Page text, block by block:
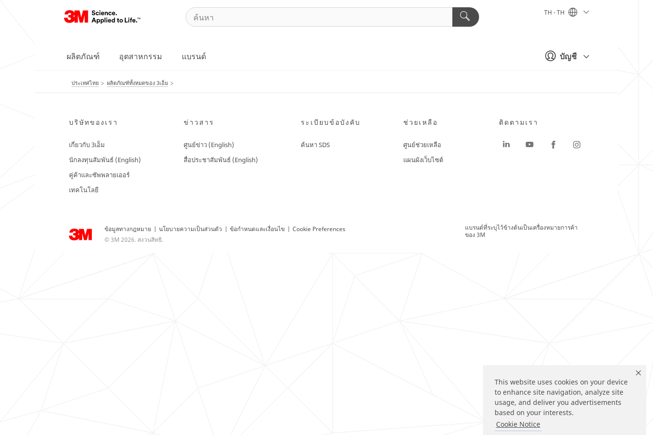
This website uses cookies on your device
to enhance site navigation, analyze site
usage, and deliver you advertisements
based on your interests.
Cookie Notice
บัญชี
TH - TH
ผลิตภัณฑ์ อุตสาหกรรม แบรนด์
ประเทศไทย ผลิตภัณฑ์ทั้งหมดของ 3เอ็ม
บริษัทของเรา
เกี่ยวกับ 3เอ็ม
นักลงทุนสัมพันธ์ (English)
คู่ค้าและซัพพลายเออร์
เทคโนโลยี
ข่าวสาร
ศูนย์ข่าว (English)
สื่อประชาสัมพันธ์ (English)
ระเบียบข้อบังคับ
ค้นหา SDS
ช่วยเหลือ
ศูนย์ช่วยเหลือ
แผนผังเว็บไซต์
ข้อมูลทางกฎหมาย | นโยบายความเป็นส่วนตัว | ข้อกำหนดและเงื่อนไข | Cookie Preferences
© 3M 2026. สงวนสิทธิ.
ติดตามเรา
แบรนด์ที่ระบุไว้ข้างต้นเป็นเครื่องหมายการค้า
ของ 3M